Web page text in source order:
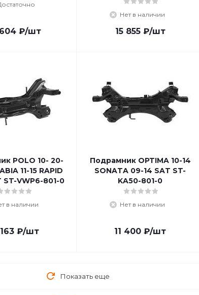
₽/шт
Нет в наличии
15 855₽/шт
POLO 10- 20-
11-15 RAPID
ST-VWP6-801-0
в наличии
₽/шт
Подрамник OPTIMA 10-14
SONATA 09-14 SAT ST-
KA50-801-0
Нет в наличии
11 400 ₽/шт
Показать еще